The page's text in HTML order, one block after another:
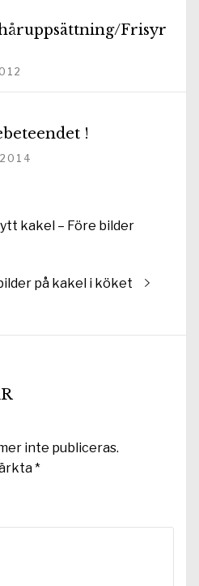
Frisyr
!
kakel – Före bilder
på kakel i köket
inte publiceras.
*